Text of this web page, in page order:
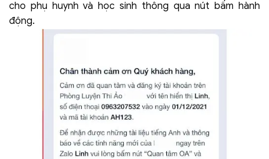
cho phụ huynh và học sinh thông qua nút bấm hành
động.